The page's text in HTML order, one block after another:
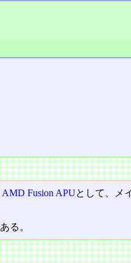
AMD Fusion APUとして、メ
る。